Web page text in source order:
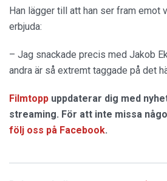
Han lägger till att han ser fram emot
erbjuda:
– Jag snackade precis med Jakob
andra är så extremt taggade på det
Filmtopp uppdaterar dig med
streaming. För att inte missa
följ oss på Facebook.